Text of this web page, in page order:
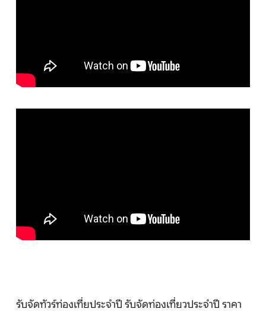
รับจัดทัวร์ท่องเที่ยประจำปี รับจัดท่องเที่ยวประจำปี ราคา